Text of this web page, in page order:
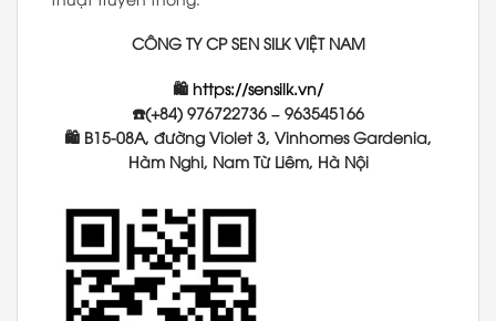
CÔNG TY CP SEN SILK VIỆT NAM
🛍 https://sensilk.vn/
☎️(+84) 976722736 – 963545166
🛍 B15-08A, đường Violet 3, Vinhomes Gardenia,
Hàm Nghi, Nam Từ Liêm, Hà Nội